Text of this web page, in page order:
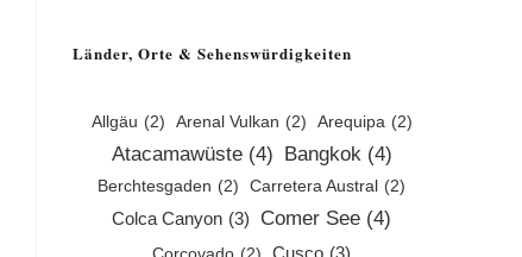
new
Länder, Orte & Sehenswürdigkeiten
Allgäu (2) Arenal Vulkan (2) Arequipa (2)
Atacamawüste (4) Bangkok (4)
Berchtesgaden (2) Carretera Austral (2)
Colca Canyon (3) Comer See (4)
Cusco (3)